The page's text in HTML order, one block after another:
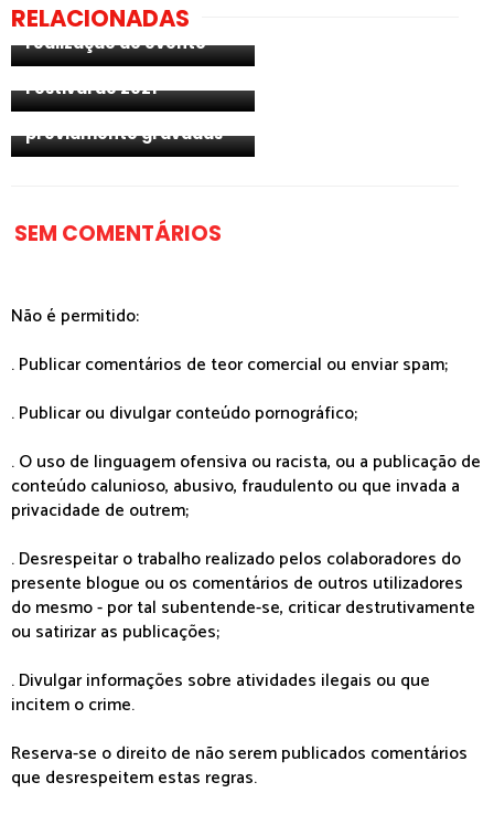
RELACIONADAS
apresentados para a
realização do evento
ESC 2021: divisão das
semifinais da Eurovisão
2020 mantém-se para o
Festival de 2021
ESC 2021: atuações serão
previamente gravadas
SEM COMENTÁRIOS
Não é permitido:
. Publicar comentários de teor comercial ou enviar spam;
. Publicar ou divulgar conteúdo pornográfico;
. O uso de linguagem ofensiva ou racista, ou a publicação de
conteúdo calunioso, abusivo, fraudulento ou que invada a
privacidade de outrem;
. Desrespeitar o trabalho realizado pelos colaboradores do
presente blogue ou os comentários de outros utilizadores
do mesmo - por tal subentende-se, criticar destrutivamente
ou satirizar as publicações;
. Divulgar informações sobre atividades ilegais ou que
incitem o crime.
Reserva-se o direito de não serem publicados comentários
que desrespeitem estas regras.